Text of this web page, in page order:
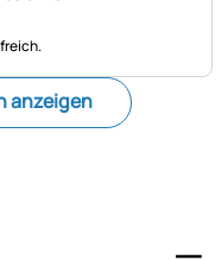
anzeigen